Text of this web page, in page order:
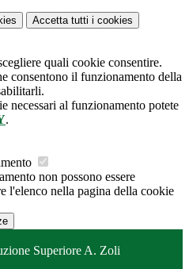
Accetta tutti i cookies
quali cookie consentire.
consentono il funzionamento della
necessari al funzionamento potete
.
non possono essere
l'elenco nella pagina della cookie
Superiore A. Zoli